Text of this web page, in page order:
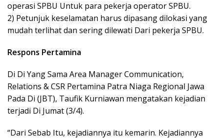
operasi SPBU Untuk para pekerja operator SPBU.
2) Petunjuk keselamatan harus dipasang dilokasi yang
mudah terlihat dan sering dilewati Dari pekerja SPBU.
Respons Pertamina
Di Di Yang Sama Area Manager Communication,
Relations & CSR Pertamina Patra Niaga Regional Jawa
Pada Di (JBT), Taufik Kurniawan mengatakan kejadian
terjadi Di Jumat (3/4).
“Dari Sebab Itu, kejadiannya itu kemarin. Kejadiannya